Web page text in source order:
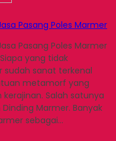
Pasang Poles Marmer
Pasang Poles Marmer
yang tidak
sanat terkenal
metamorf yang
Salah satunya
Marmer. Banyak
sebagai…